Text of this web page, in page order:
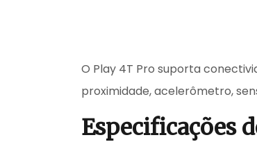
O Play 4T Pro suporta
proximidade, acelerômetro,
Especificações